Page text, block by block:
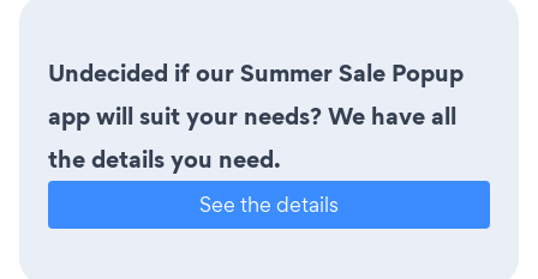
Undecided if our Summer Sale Popup
app will suit your needs? We have all
the details you need.
See the details